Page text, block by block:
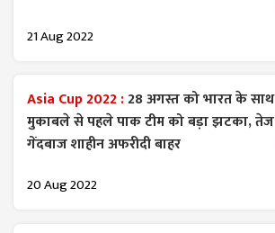
21 Aug 2022
Asia Cup 2022 :28 अगस्त को भारत के साथ
मुकाबले से पहले पाक टीम को बड़ा झटका, तेज
गेंदबाज शाहीन अफरीदी बाहर
20 Aug 2022